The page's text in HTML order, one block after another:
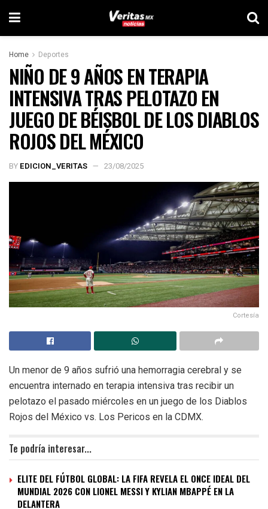
Home Deportes
NIÑO DE 9 AÑOS EN TERAPIA
INTENSIVA TRAS PELOTAZO EN
JUEGO DE BÉISBOL DE LOS DIABLOS
ROJOS DEL MÉXICO
BY EDICION_VERITAS 23/08/2025
Cortesía
Un menor de 9 años sufrió una hemorragia cerebral y se
encuentra internado en terapia intensiva tras recibir un
pelotazo el pasado miércoles en un juego de los Diablos
Rojos del México vs. Los Pericos en la CDMX.
Te podría interesar...
ELITE DEL FÚTBOL GLOBAL: LA FIFA REVELA EL ONCE IDEAL DEL
MUNDIAL 2026 CON LIONEL MESSI Y KYLIAN MBAPPÉ EN LA
DELANTERA